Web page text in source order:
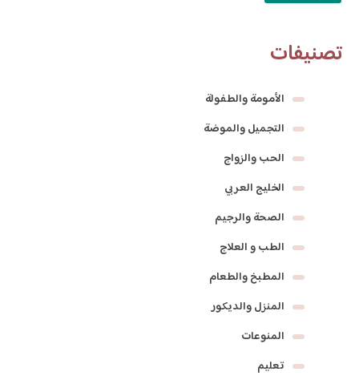
تصنيفات
الأمومة والطفولة
التجميل والموضة
الحب والزواج
الخليج العربي
الصحة والرجيم
الطب و العلاج
المطبخ والطعام
المنزل والديكور
المنوعات
تعليم